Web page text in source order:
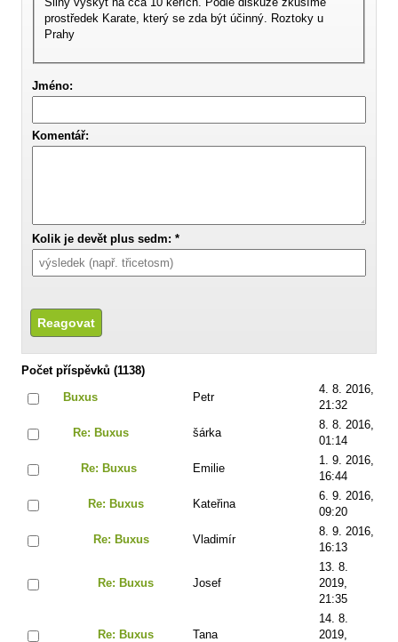
prostředek Karate, který se zda být účinný. Roztoky u
Prahy
Jméno:
Komentář:
Kolik je devět plus sedm: *
Počet příspěvků (1138)
Buxus
Petr
4. 8. 2016,
21:32
Re: Buxus šárka
8. 8. 2016,
01:14
Re: Buxus Emilie
1. 9. 2016,
16:44
Re: Buxus Kateřina
6. 9. 2016,
09:20
Re: Buxus Vladimír
8. 9. 2016,
16:13
Re: Buxus Josef
13. 8.
2019,
21:35
Re: Buxus Tana
14. 8.
2019,